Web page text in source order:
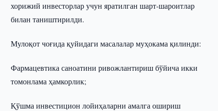
хорижий инвесторлар учун яратилган шарт-шароитлар
билан таништирилди.
Мулоқот чоғида қуйидаги масалалар муҳокама қилинди:
Фармацевтика саноатини ривожлантириш бўйича икки
томонлама ҳамкорлик;
Қўшма инвестицион лойиҳаларни амалга ошириш